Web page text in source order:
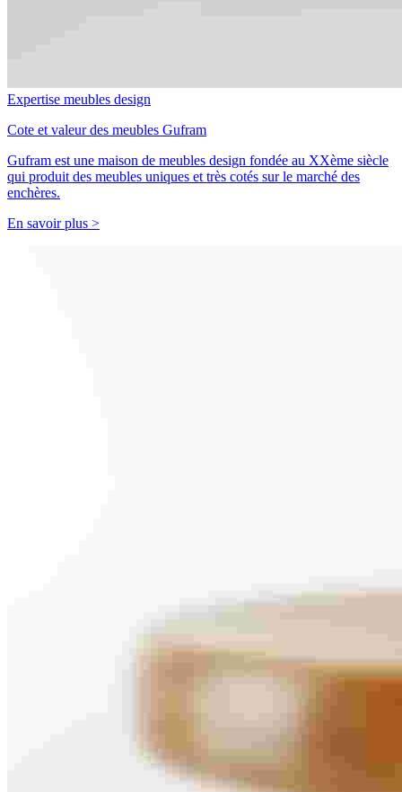
Expertise meubles design
Cote et valeur des meubles Gufram
Gufram est une maison de meubles design fondée au XXème siècle
qui produit des meubles uniques et très cotés sur le marché des
enchères.
En savoir plus >